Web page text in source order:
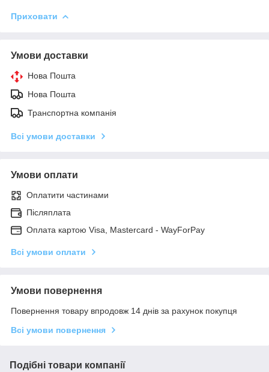
Приховати
Умови доставки
Нова Пошта
Нова Пошта
Транспортна компанія
Всі умови доставки
Умови оплати
Оплатити частинами
Післяплата
Оплата картою Visa, Mastercard - WayForPay
Всі умови оплати
Умови повернення
Повернення товару впродовж 14 днів за рахунок покупця
Всі умови повернення
Подібні товари компанії